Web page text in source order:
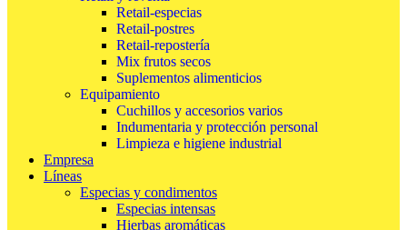
Retail-especias
Retail-postres
Retail-repostería
Mix frutos secos
Suplementos alimenticios
Equipamiento
Cuchillos y accesorios varios
Indumentaria y protección personal
Limpieza e higiene industrial
Empresa
Líneas
Especias y condimentos
Especias intensas
Hierbas aromáticas